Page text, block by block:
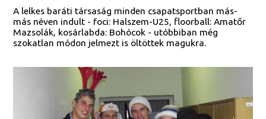
A lelkes baráti társaság minden csapatsportban más-
más néven indult - foci: Halszem-U25, floorball: Amatőr
Mazsolák, kosárlabda: Bohócok - utóbbiban még
szokatlan módon jelmezt is öltöttek magukra.